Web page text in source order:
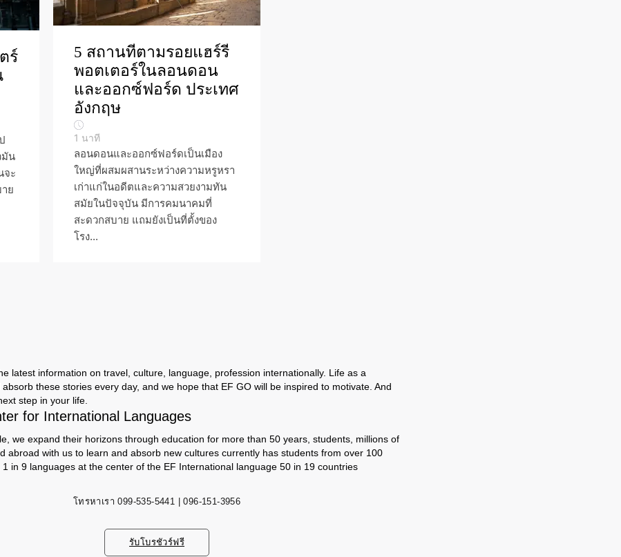
ร์
มัน
จะ
ย
5 สถานที่ตามรอยแฮร์รี่
พอตเตอร์ในลอนดอน
และออกซ์ฟอร์ด ประเทศ
อังกฤษ
1 นาที
ลอนดอนและออกซ์ฟอร์ดเป็นเมือง
ใหญ่ที่ผสมผสานระหว่างความหรูหรา
เก่าแก่ในอดีตและความสวยงามทัน
สมัยในปัจจุบัน มีการคมนาคมที่
สะดวกสบาย แถมยังเป็นที่ตั้งของ
โรง...
latest information on travel, culture, language, profession internationally. Life as a
these stories every day, and we hope that EF GO will be inspired to motivate. And
step in your life.
for International Languages
we expand their horizons through education for more than 50 years, students, millions of
abroad with us to learn and absorb new cultures currently has students from over 100
in 9 languages ​​at the center of the EF International language 50 in 19 countries
โทรหาเรา 099-535-5441 | 096-151-3956
รับโบรชัวร์ฟรี